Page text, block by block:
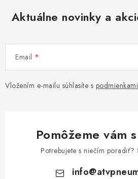
Aktuálne novinky a
Email
Vložením e-mailu súhlasíte s
Pomôžeme vám
Potrebujete s niečím poradiť?
info@